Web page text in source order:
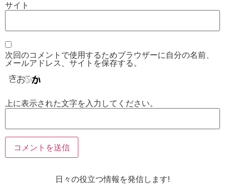
サイト
次回のコメントで使用するためブラウザーに自分の名前、
メールアドレス、サイトを保存する。
上に表示された文字を入力してください。
日々の役立つ情報を発信します!